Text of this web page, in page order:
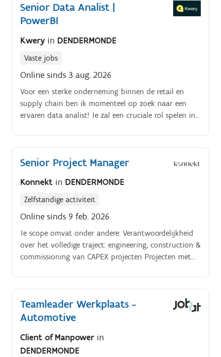
Senior Data Analist |
PowerBI
Kwery in DENDERMONDE
Vaste jobs
Online sinds 3 aug. 2026
Voor een sterke onderneming binnen de retail en
supply chain ben ik momenteel op zoek naar een
ervaren data analist! Je zal een cruciale rol spelen in
Senior Project Manager
Konnekt in DENDERMONDE
Zelfstandige activiteit
Online sinds 9 feb. 2026
Je scope omvat onder andere: Verantwoordelijkheid
over het volledige traject: engineering, construction &
commissioning van CAPEX projecten Projecten met
projecten en installatie van nieuwe equipment
Werken in een brownfield omgeving, met impact op
bestaande installaties en processen Bewaken van
Aansturen en opvolgen van site supervisors,
contractors en onderaannemers Nauw samenwerken
Teamleader Werkplaats -
Automotive
Client of Manpower in
DENDERMONDE